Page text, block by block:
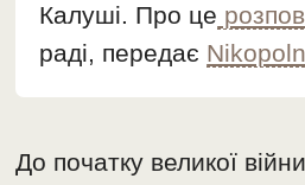
Калуші. Про це
раді, передає
До початку великої